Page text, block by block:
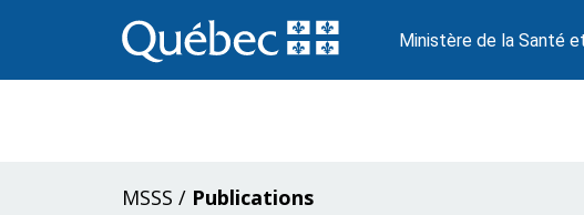
au
contenu
Ministère de la Santé
MSSS / Publications